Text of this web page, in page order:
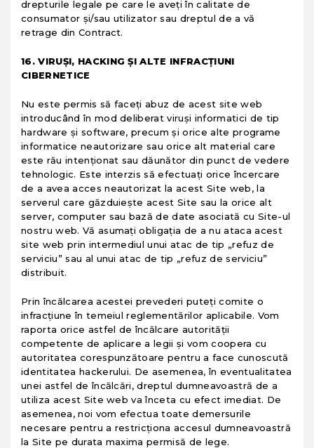
drepturile legale pe care le aveţi în calitate de
consumator şi/sau utilizator sau dreptul de a vă
retrage din Contract.
16. VIRUȘI, HACKING ȘI ALTE INFRACȚIUNI
CIBERNETICE
Nu este permis să faceţi abuz de acest site web
introducând în mod deliberat viruşi informatici de tip
hardware şi software, precum şi orice alte programe
informatice neautorizare sau orice alt material care
este rău intenţionat sau dăunător din punct de vedere
tehnologic. Este interzis să efectuaţi orice încercare
de a avea acces neautorizat la acest Site web, la
serverul care găzduieşte acest Site sau la orice alt
server, computer sau bază de date asociată cu Site-ul
nostru web. Vă asumaţi obligaţia de a nu ataca acest
site web prin intermediul unui atac de tip „refuz de
serviciu” sau al unui atac de tip „refuz de serviciu”
distribuit.
Prin încălcarea acestei prevederi puteţi comite o
infracţiune în temeiul reglementărilor aplicabile. Vom
raporta orice astfel de încălcare autorităţii
competente de aplicare a legii şi vom coopera cu
autoritatea corespunzătoare pentru a face cunoscută
identitatea hackerului. De asemenea, în eventualitatea
unei astfel de încălcări, dreptul dumneavoastră de a
utiliza acest Site web va înceta cu efect imediat. De
asemenea, noi vom efectua toate demersurile
necesare pentru a restricţiona accesul dumneavoastră
la Site pe durata maxima permisă de lege.